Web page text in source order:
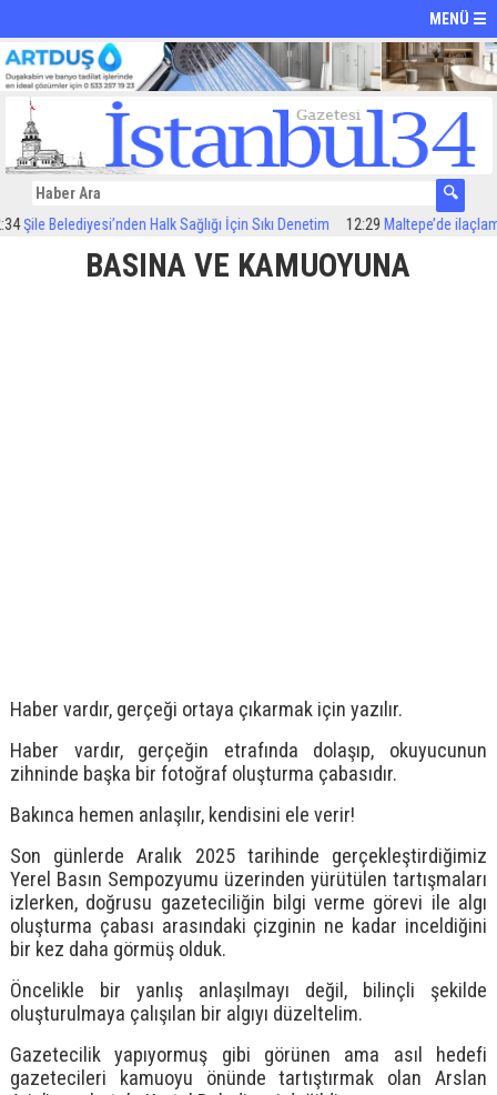
MENÜ ☰
Halk Sağlığı İçin Sıkı Denetim 12:29 Maltepe’de ilaçlama
BASINA VE KAMUOYUNA
Haber vardır, gerçeği ortaya çıkarmak için yazılır.
Haber vardır, gerçeğin etrafında dolaşıp, okuyucunun
zihninde başka bir fotoğraf oluşturma çabasıdır.
Bakınca hemen anlaşılır, kendisini ele verir!
Son günlerde Aralık 2025 tarihinde gerçekleştirdiğimiz
Yerel Basın Sempozyumu üzerinden yürütülen tartışmaları
izlerken, doğrusu gazeteciliğin bilgi verme görevi ile algı
oluşturma çabası arasındaki çizginin ne kadar inceldiğini
bir kez daha görmüş olduk.
Öncelikle bir yanlış anlaşılmayı değil, bilinçli şekilde
oluşturulmaya çalışılan bir algıyı düzeltelim.
Gazetecilik yapıyormuş gibi görünen ama asıl hedefi
gazetecileri kamuoyu önünde tartıştırmak olan Arslan